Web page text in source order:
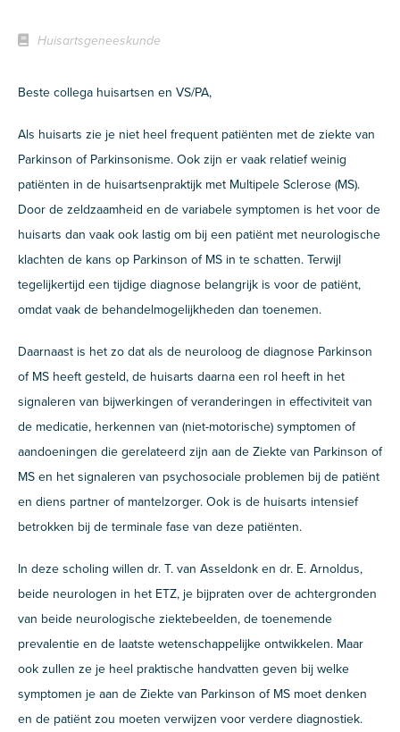
Huisartsgeneeskunde
Beste collega huisartsen en VS/PA,
Als huisarts zie je niet heel frequent patiënten met de ziekte van
Parkinson of Parkinsonisme. Ook zijn er vaak relatief weinig
patiënten in de huisartsenpraktijk met Multipele Sclerose (MS).
Door de zeldzaamheid en de variabele symptomen is het voor de
huisarts dan vaak ook lastig om bij een patiënt met neurologische
klachten de kans op Parkinson of MS in te schatten. Terwijl
tegelijkertijd een tijdige diagnose belangrijk is voor de patiënt,
omdat vaak de behandelmogelijkheden dan toenemen.
Daarnaast is het zo dat als de neuroloog de diagnose Parkinson
of MS heeft gesteld, de huisarts daarna een rol heeft in het
signaleren van bijwerkingen of veranderingen in effectiviteit van
de medicatie, herkennen van (niet-motorische) symptomen of
aandoeningen die gerelateerd zijn aan de Ziekte van Parkinson of
MS en het signaleren van psychosociale problemen bij de patiënt
en diens partner of mantelzorger. Ook is de huisarts intensief
betrokken bij de terminale fase van deze patiënten.
In deze scholing willen dr. T. van Asseldonk en dr. E. Arnoldus,
beide neurologen in het ETZ, je bijpraten over de achtergronden
van beide neurologische ziektebeelden, de toenemende
prevalentie en de laatste wetenschappelijke ontwikkelen. Maar
ook zullen ze je heel praktische handvatten geven bij welke
symptomen je aan de Ziekte van Parkinson of MS moet denken
en de patiënt zou moeten verwijzen voor verdere diagnostiek.